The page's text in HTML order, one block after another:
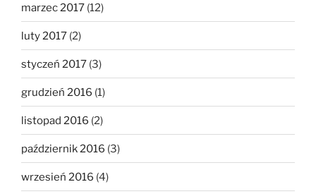
marzec 2017 (12)
luty 2017 (2)
styczeń 2017 (3)
grudzień 2016 (1)
listopad 2016 (2)
październik 2016 (3)
wrzesień 2016 (4)